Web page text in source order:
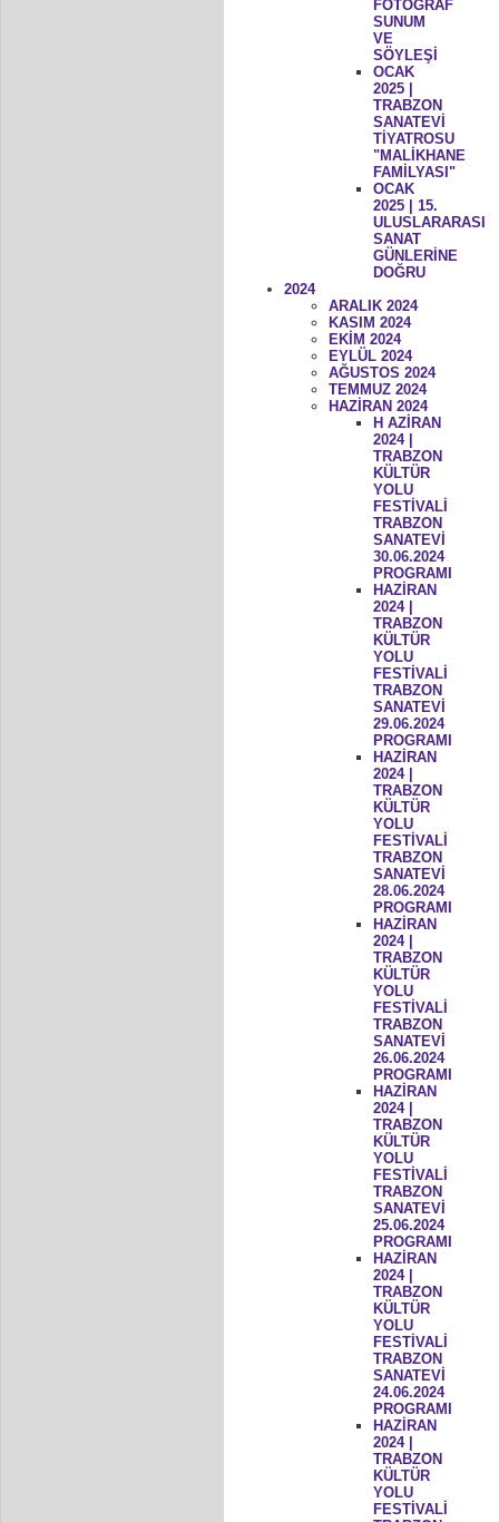
FOTOĞRAF
SUNUM
VE
SÖYLEŞİ
OCAK
2025 |
TRABZON
SANATEVİ
TİYATROSU
"MALİKHANE
FAMİLYASI"
OCAK
2025 | 15.
ULUSLARARASI
SANAT
GÜNLERİNE
DOĞRU
2024
ARALIK 2024
KASIM 2024
EKİM 2024
EYLÜL 2024
AĞUSTOS 2024
TEMMUZ 2024
HAZİRAN 2024
H AZİRAN
2024 |
TRABZON
KÜLTÜR
YOLU
FESTİVALİ
TRABZON
SANATEVİ
30.06.2024
PROGRAMI
HAZİRAN
2024 |
TRABZON
KÜLTÜR
YOLU
FESTİVALİ
TRABZON
SANATEVİ
29.06.2024
PROGRAMI
HAZİRAN
2024 |
TRABZON
KÜLTÜR
YOLU
FESTİVALİ
TRABZON
SANATEVİ
28.06.2024
PROGRAMI
HAZİRAN
2024 |
TRABZON
KÜLTÜR
YOLU
FESTİVALİ
TRABZON
SANATEVİ
26.06.2024
PROGRAMI
HAZİRAN
2024 |
TRABZON
KÜLTÜR
YOLU
FESTİVALİ
TRABZON
SANATEVİ
25.06.2024
PROGRAMI
HAZİRAN
2024 |
TRABZON
KÜLTÜR
YOLU
FESTİVALİ
TRABZON
SANATEVİ
24.06.2024
PROGRAMI
HAZİRAN
2024 |
TRABZON
KÜLTÜR
YOLU
FESTİVALİ